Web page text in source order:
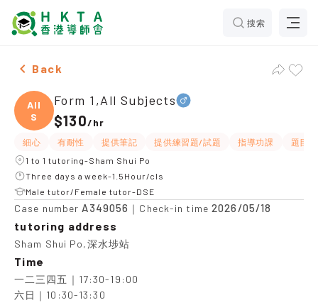
搜索
Male Form 1,All Subjects，Sham Shui Po Tuition
Back
All
S
Form 1,All Subjects
$130/hr
細心 有耐性 提供筆記 提供練習題/試題 指導功課
題目
1 to 1 tutoring-Sham Shui Po
Three days a week-1.5Hour/cls
Male tutor/Female tutor-DSE
Case number A349056 ｜Check-in time2026/05/18
tutoring address
Sham Shui Po,深水埗站
Time
一二三四五｜17:30-19:00
六日｜10:30-13:30